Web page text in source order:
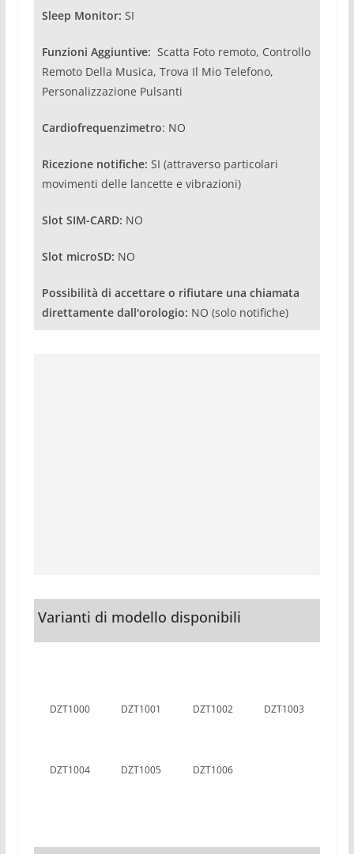
Sleep Monitor: SI
Funzioni Aggiuntive: Scatta Foto remoto, Controllo
Remoto Della Musica, Trova Il Mio Telefono,
Personalizzazione Pulsanti
Cardiofrequenzimetro: NO
Ricezione notifiche: SI (attraverso particolari
movimenti delle lancette e vibrazioni)
Slot SIM-CARD: NO
Slot microSD: NO
Possibilità di accettare o rifiutare una chiamata
direttamente dall'orologio: NO (solo notifiche)
Varianti di modello disponibili
DZT1000 DZT1001 DZT1002 DZT1003
DZT1004 DZT1005 DZT1006